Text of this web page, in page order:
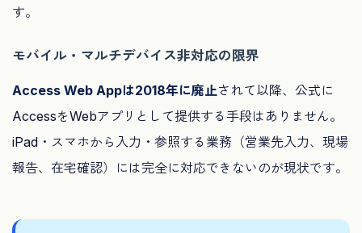
す。
モバイル・マルチデバイス非対応の限界
Access Web Appは2018年に廃止されて以降、公式に
AccessをWebアプリとして提供する手段はありません。
iPad・スマホから入力・参照する業務（営業先入力、現場
報告、在宅確認）には完全に対応できないのが現状です。